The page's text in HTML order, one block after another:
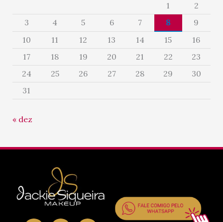
1
2
3
4 5 6 7 8
9
10
11 12 13 14 15
16
17
18 19 20 21 22
23
24
25 26 27 28 29
30
31
« dez